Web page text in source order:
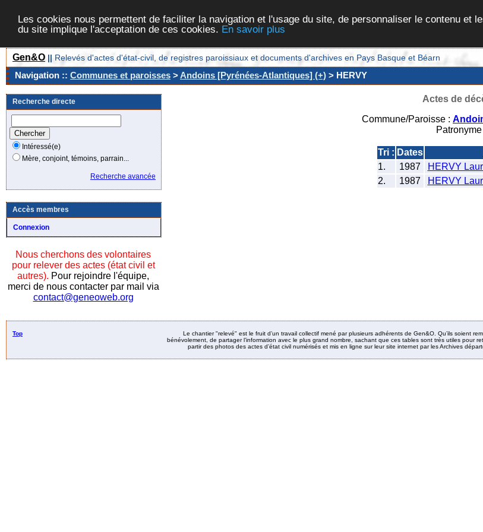
Les cookies nous permettent de faciliter la navigation et l'usage du site, de personnaliser le contenu et
du site implique l'acceptation de ces cookies. En savoir plus
Gen&O || Relevés d'actes d'état-civil, de registres paroissiaux et documents d'archives en Pays Basque et Béarn
Navigation :: Communes et paroisses >Andoins [Pyrénées-Atlantiques] (+) > HERVY
Recherche directe
Intéressé(e)
Mère, conjoint, témoins, parrain...
Recherche avancée
Accès membres
Connexion
Nous cherchons des volontaires
pour relever des actes (état civil et
autres). Pour rejoindre l'équipe,
merci de nous contacter par mail via
contact@geneoweb.org
Actes de
Commune/Paroisse :
Patronyme
Tri : Dates
1.
1987
HERVY
2.
1987 HERVY
Top
Le chantier "relevé" est le fruit d’un travail collectif mené par plusieurs adhérents de Gen&O. Qu’ils soient
bénévolement, de partager l’information avec le plus grand nombre, sachant que ces tables sont très utiles pour
partir des photos des actes d’état civil numérisés et mis en ligne sur leur site internet par les Archives